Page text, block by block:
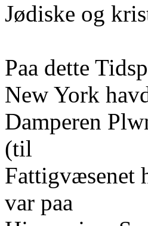
Jødiske og
Paa dette
New York
Damperen
(til
Fattigvæsenet
var paa